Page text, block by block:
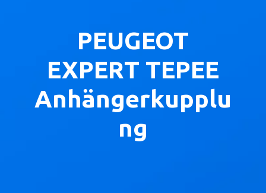
PEUGEOT
EXPERT TEPEE
Anhängerkupplu
ng